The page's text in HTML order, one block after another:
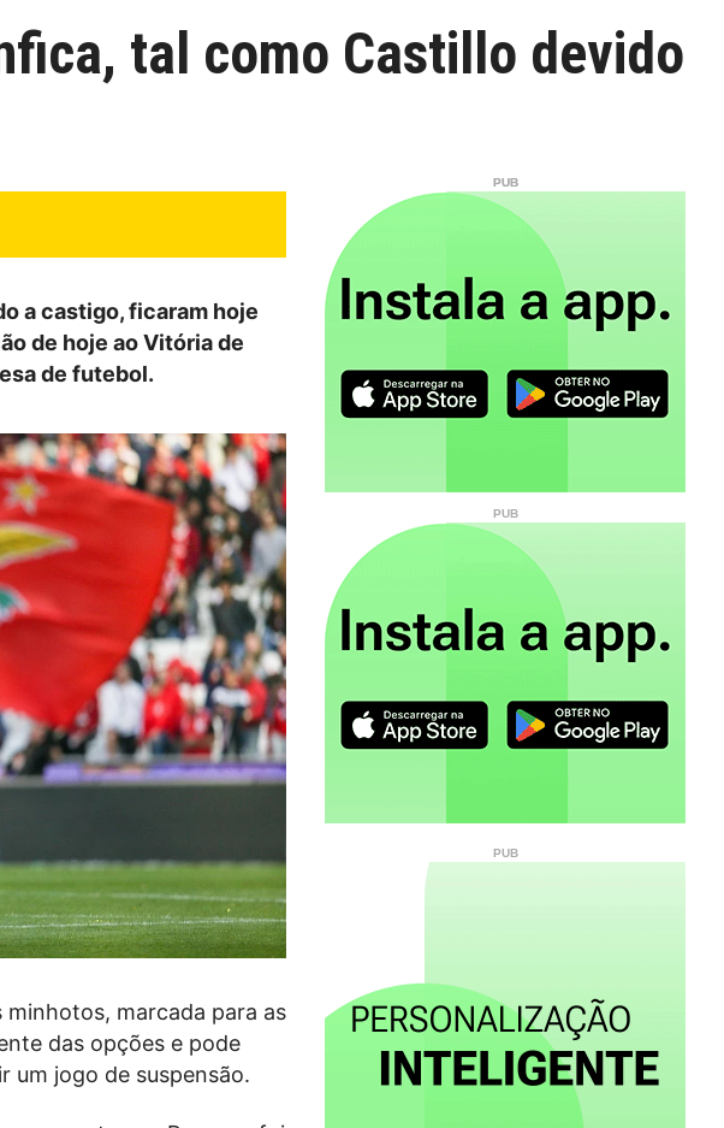
tal como Castillo devido
a castigo, ficaram hoje
de hoje ao Vitória de
de futebol.
marcada para as
das opções e pode
um jogo de suspensão.